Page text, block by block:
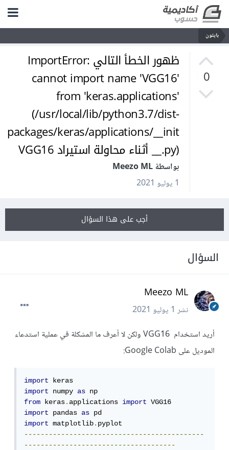
بايثون
0
ظهور الخطأ التالي ImportError:
cannot import name 'VGG16'
from 'keras.applications'
(/usr/local/lib/python3.7/dist-
packages/keras/applications/__init
__.py) أثناء محاولة استيراد VGG16
بواسطة Meezo ML
1 يوليو 2021
أجب على هذا السؤال
السؤال
Meezo ML
نشر1 يوليو 2021
أريد استخدام VGG16 ولكن لا أعرف ما المشكلة في عملية استدعاء
الموديل على Google Colab:
import
import
numpy as
from keras.applications import
import
pandas as
import matplotlib.
--------------------------------------------
-------------------------------------